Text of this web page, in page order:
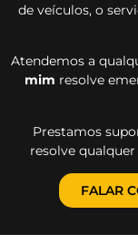
de veículos, o
Atendemos a
mim resolve
Prestamos
resolve
FALAR